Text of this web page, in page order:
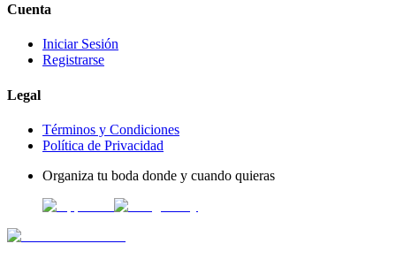
Cuenta
Iniciar Sesión
Registrarse
Legal
Términos y Condiciones
Política de Privacidad
Organiza tu boda donde y cuando quieras